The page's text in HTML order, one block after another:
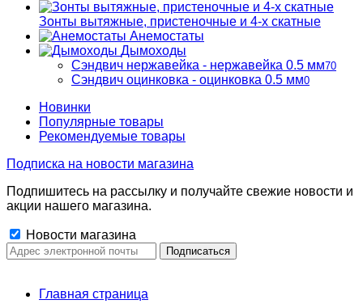
Зонты вытяжные, пристеночные и 4-х скатные
Анемостаты
Дымоходы
Сэндвич нержавейка - нержавейка 0.5 мм70
Сэндвич оцинковка - оцинковка 0.5 мм0
Новинки
Популярные товары
Рекомендуемые товары
Подписка на новости магазина
Подпишитесь на рассылку и получайте свежие новости и
акции нашего магазина.
Новости магазина
Главная страница